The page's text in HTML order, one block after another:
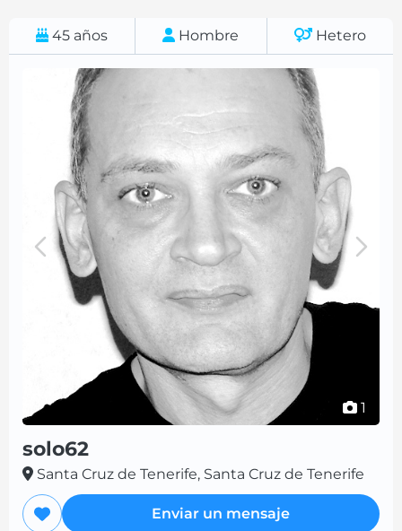
45 años Hombre Hetero
1
solo62
Santa Cruz de Tenerife, Santa Cruz de Tenerife
Enviar un mensaje